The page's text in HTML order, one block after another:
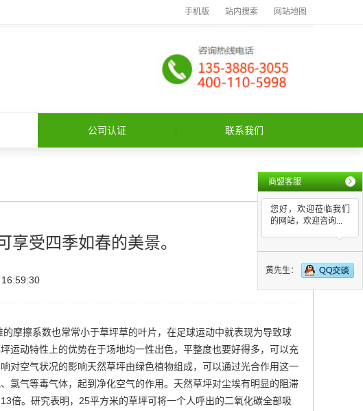
手机版 站内搜索 网站地图
公司认证 联系我们
享受四季如春的美景。
摩擦系数也常常小于草坪草的叶片，在足球运动中就表现为导致球
运动特性上的优势在于场地均一性出色，平整度也要好得多，可以充
对空气状况的影响天然草坪由绿色植物组成，可以通过光合作用这一
氯气等毒气体，起到净化空气的作用。天然草坪对尘埃有明显的阻滞
倍。研究表明，25平方米的草坪可将一个人呼出的二氧化碳全部吸
商盟客服
您好，欢迎莅临我们
的网站，欢迎咨询...
黄先生：